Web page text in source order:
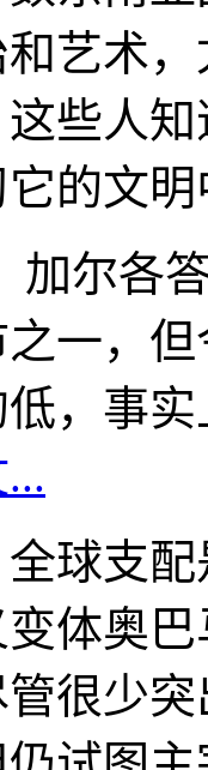
艺术
些人
的文
加尔各
一，
，事
全球支
体奥
很少